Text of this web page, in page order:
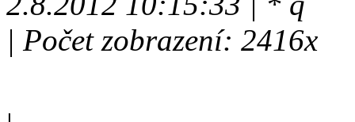
| Počet zobrazení: 2416x